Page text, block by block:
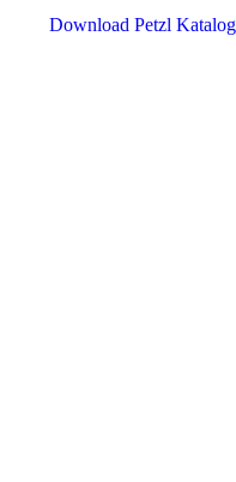
Download Petzl Katalog